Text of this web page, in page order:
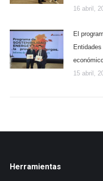
16 abril,
El
15 abril,
Herramientas